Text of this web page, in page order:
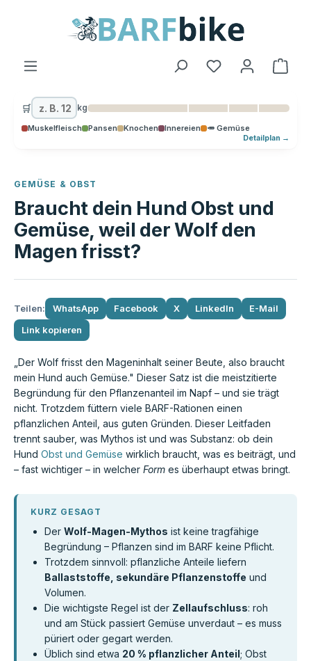
🛒 kg
Muskelfleisch Pansen Knochen Innereien 🥕 Gemüse
Detailplan →
GEMÜSE & OBST
Braucht dein Hund Obst und
Gemüse, weil der Wolf den
Magen frisst?
Teilen: WhatsApp Facebook X LinkedIn
E-Mail
Link kopieren
„Der Wolf frisst den Mageninhalt seiner Beute, also braucht
mein Hund auch Gemüse." Dieser Satz ist die meistzitierte
Begründung für den Pflanzenanteil im Napf – und sie trägt
nicht. Trotzdem füttern viele BARF-Rationen einen
pflanzlichen Anteil, aus guten Gründen. Dieser Leitfaden
trennt sauber, was Mythos ist und was Substanz: ob dein
Hund Obst und Gemüse wirklich braucht, was es beiträgt, und
– fast wichtiger – in welcher Form es überhaupt etwas bringt.
KURZ GESAGT
Der Wolf-Magen-Mythos ist keine tragfähige
Begründung – Pflanzen sind im BARF keine Pflicht.
Trotzdem sinnvoll: pflanzliche Anteile liefern
Ballaststoffe, sekundäre Pflanzenstoffe und
Volumen.
Die wichtigste Regel ist der Zellaufschluss: roh
und am Stück passiert Gemüse unverdaut – es muss
püriert oder gegart werden.
Üblich sind etwa 20 % pflanzlicher Anteil; Obst